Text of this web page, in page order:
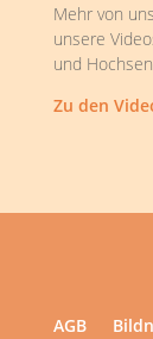
Mehr von
unsere
und
Zu den
AGB